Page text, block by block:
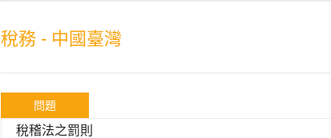
稅務 - 中國臺灣
問題
稅稽法之罰則